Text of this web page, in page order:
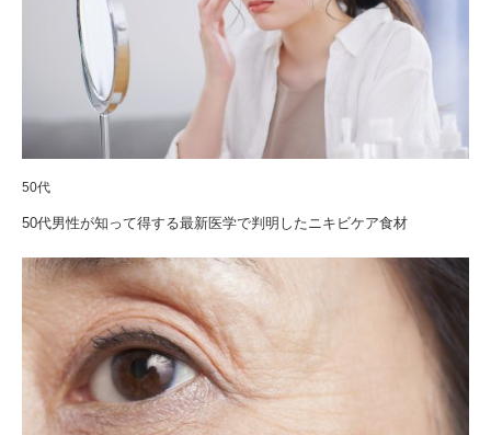
50代
50代男性が知って得する最新医学で判明したニキビケア食材